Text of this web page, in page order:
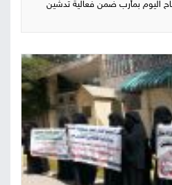
اليوم بمأرب ضمن فعالية تدشين